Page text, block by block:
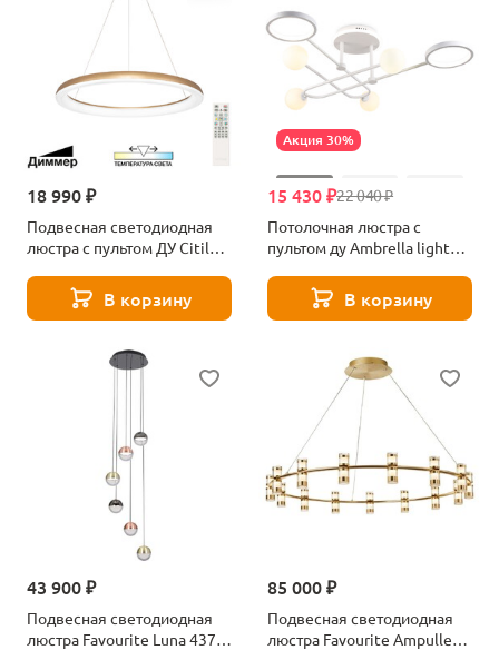
18 990 ₽
Подвесная светодиодная
люстра с пультом ДУ Citilux
В корзину
Акция 30%
22 040 ₽
15 430 ₽
Потолочная люстра с
пультом ду Ambrella light
В корзину
43 900 ₽
Подвесная светодиодная
люстра Favourite Luna 4371-
85 000 ₽
Подвесная светодиодная
люстра Favourite Ampullen